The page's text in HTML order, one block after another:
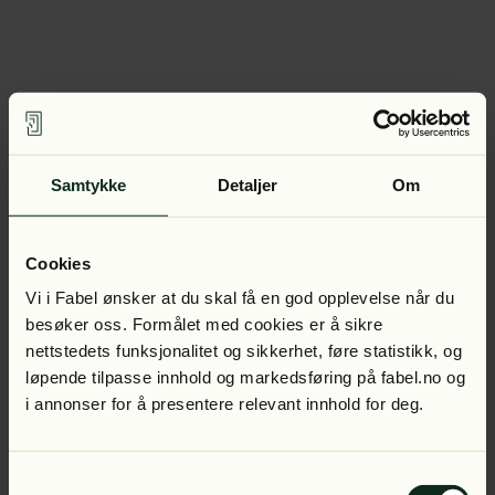
Samtykke Detaljer Om
Cookies
Vi i Fabel ønsker at du skal få en god opplevelse når du
besøker oss. Formålet med cookies er å sikre
nettstedets funksjonalitet og sikkerhet, føre statistikk, og
løpende tilpasse innhold og markedsføring på fabel.no og
i annonser for å presentere relevant innhold for deg.